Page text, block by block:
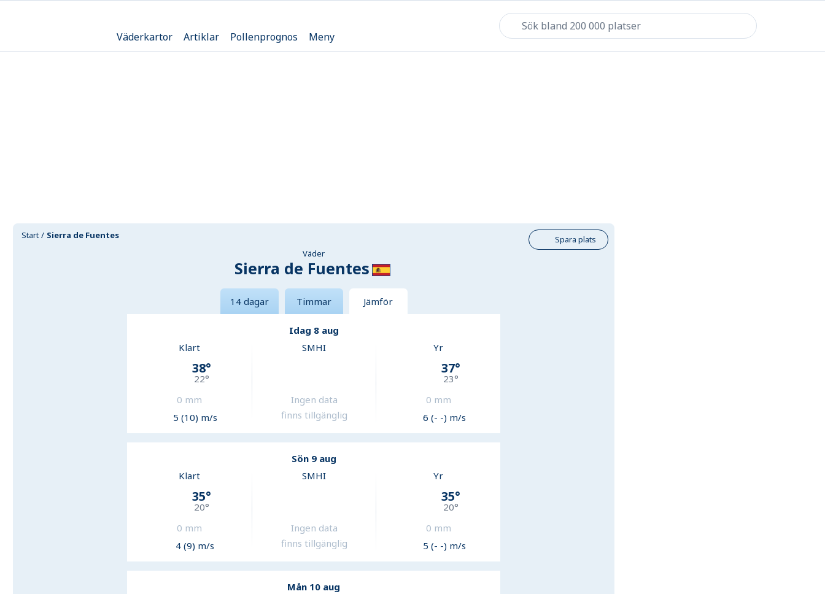
Väderkartor Artiklar Pollenprognos Meny
Start Sierra de Fuentes
Spara plats
Väder
Sierra de Fuentes
14 dagar Timmar Jämför
Idag 8 aug
Klart
38°
22°
0 mm
5 (10) m/s
SMHI
Ingen data
finns tillgänglig
Yr
37°
23°
0 mm
6 (- -) m/s
Sön 9 aug
Klart
35°
20°
0 mm
4 (9) m/s
SMHI
Ingen data
finns tillgänglig
Yr
35°
20°
0 mm
5 (- -) m/s
Mån 10 aug